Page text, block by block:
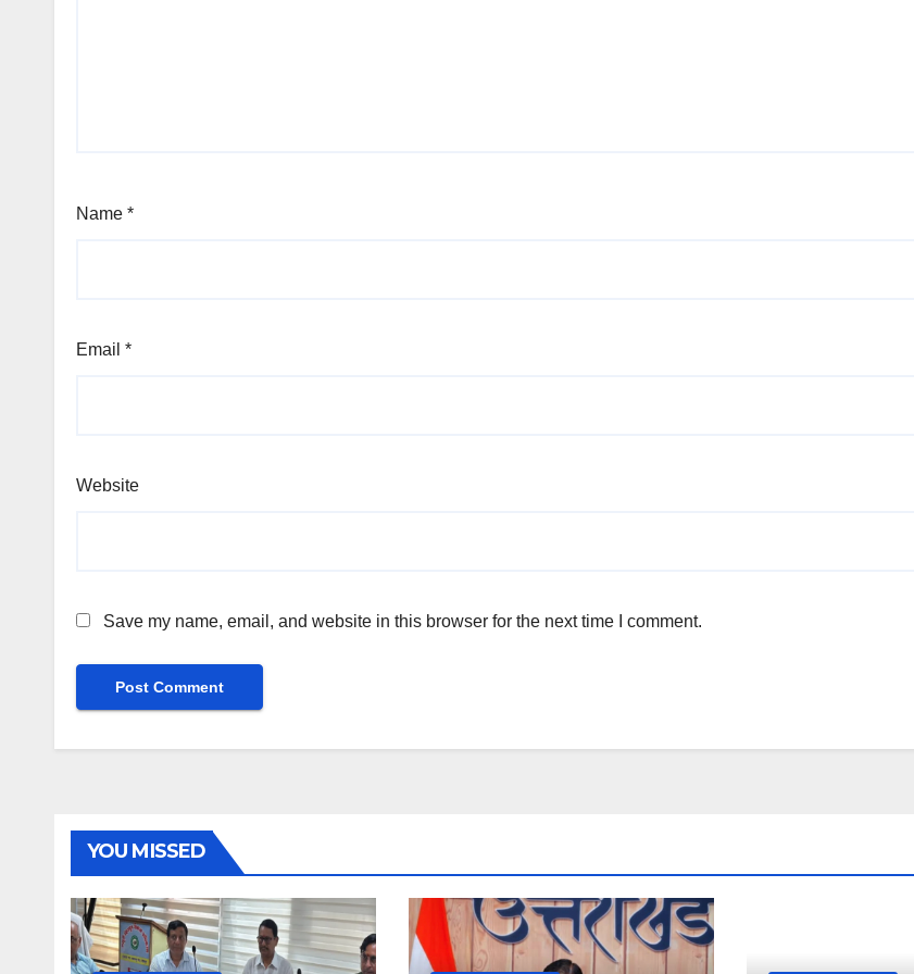
Name *
Email *
Website
Save my name, email, and website in this browser for the next time I comment.
YOU MISSED